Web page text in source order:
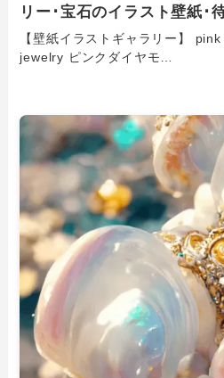
リー･宝石のイラスト壁紙･
【壁紙イラストギャラリー】
jewelry ピンクダイヤモ…